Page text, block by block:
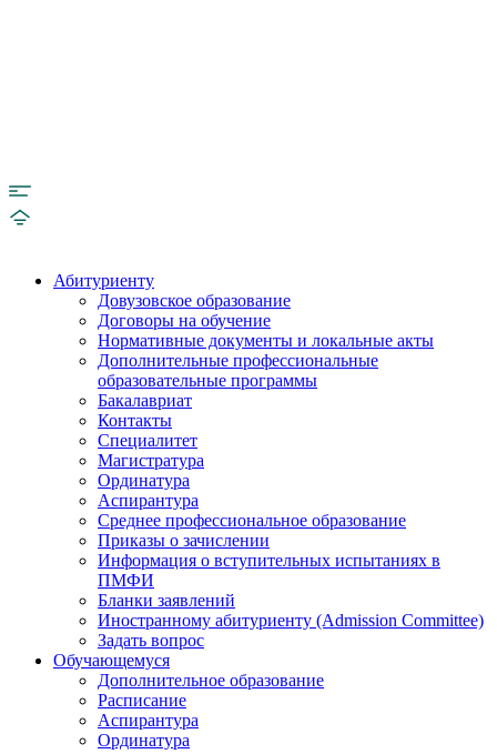
Абитуриенту
Довузовское образование
Договоры на обучение
Нормативные документы и локальные акты
Дополнительные профессиональные
образовательные программы
Бакалавриат
Контакты
Специалитет
Магистратура
Ординатура
Аспирантура
Среднее профессиональное образование
Приказы о зачислении
Информация о вступительных испытаниях в
ПМФИ
Бланки заявлений
Иностранному абитуриенту (Admission Committee)
Задать вопрос
Обучающемуся
Дополнительное образование
Расписание
Аспирантура
Ординатура